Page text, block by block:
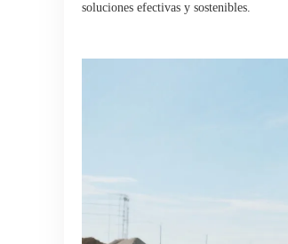
soluciones efectivas y sostenibles.